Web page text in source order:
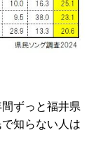
ずっと福井県
知らない人は